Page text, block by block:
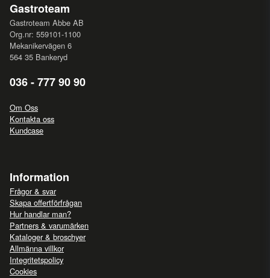
Gastroteam
Gastroteam Abbe AB
Org.nr: 559101-1100
Mekanikervägen 6
564 35 Bankeryd
036 - 777 90 90
Om Oss
Kontakta oss
Kundcase
Information
Frågor & svar
Skapa offertförfrågan
Hur handlar man?
Partners & varumärken
Kataloger & broschyer
Allmänna villkor
Integritetspolicy
Cookies